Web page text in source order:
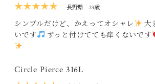
★★★★★
長野県 23歳
シンプルだけど、かえってオシャレ
大
いです
ずっと付けてても痒くないです
Circle Pierce 316L